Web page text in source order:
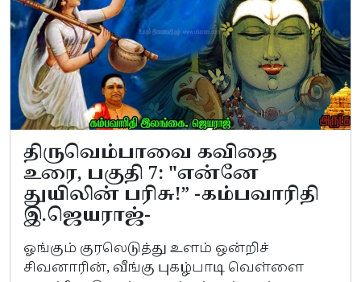
திருவெம்பாவை கவிதை
உரை, பகுதி 7: "என்னே
துயிலின் பரிசு!” -கம்பவாரிதி
இ.ஜெயராஜ்-
ஓங்கும் குரலெடுத்து உளம் ஒன்றிச்
சிவனாரின், வீங்கு புகழ்பாடி வெள்ளை